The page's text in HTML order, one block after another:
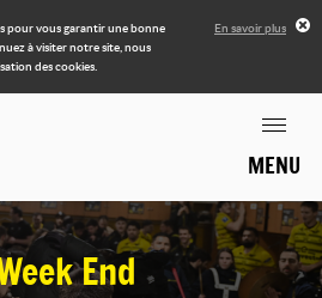
pour vous garantir une bonne
à visiter notre site, nous
des cookies.
En savoir plus
MENU
End